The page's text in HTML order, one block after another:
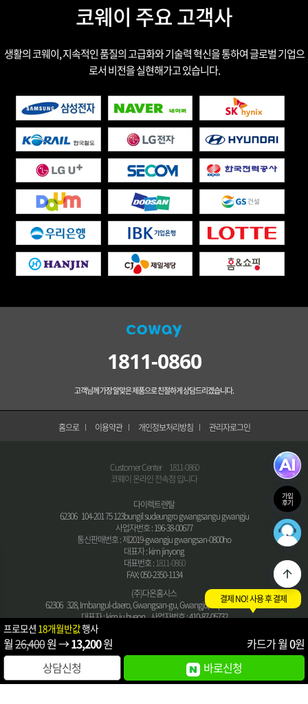
코웨이 주요 고객사
생활의 코웨이, 지속적인 품질의 고급화와 기술력 혁신을 통하여 글로벌 기업으
로서 비전을 실현해가고 있습니다.
1811-0860
고객님께 가장 알맞은 제품으로 친절하게 상담드리겠습니다.
홈으로 이용약관 개인정보처리방침 관리자로그인
Customer Center 1811-0860
코웨이 온라인 전속점 입니다
다이렉트렌탈
62306 104-201 75 123bungil sudeungro gwangsangu gwangju
사업자번호 : 196-38-00677
통신판매번호 : 제2019-gwangju gwangsan-0800ho
대표자 : kim jinyong
대표번호 :1811-0860
FAX: 050-2350-1134
(주)다온홈시스
62306 328, Imbangul-daero, Gwangsan-gu, Gwangju, Republic of Korea
대표자 : kim ju hyeon 사업자번호 : 410-87-05732
통신판매번호 : 2015-Gwangsan-gu, Gwangju-0047 호
COPYRIGHT © 다이렉트렌탈 All Right Reserved.
프로모션 18개월반값행사
월26,400원 →13,200원 카드가 월0원
상담신청
바로신청
결제 NO! 사용 후 결제
가입
후기
365
최적